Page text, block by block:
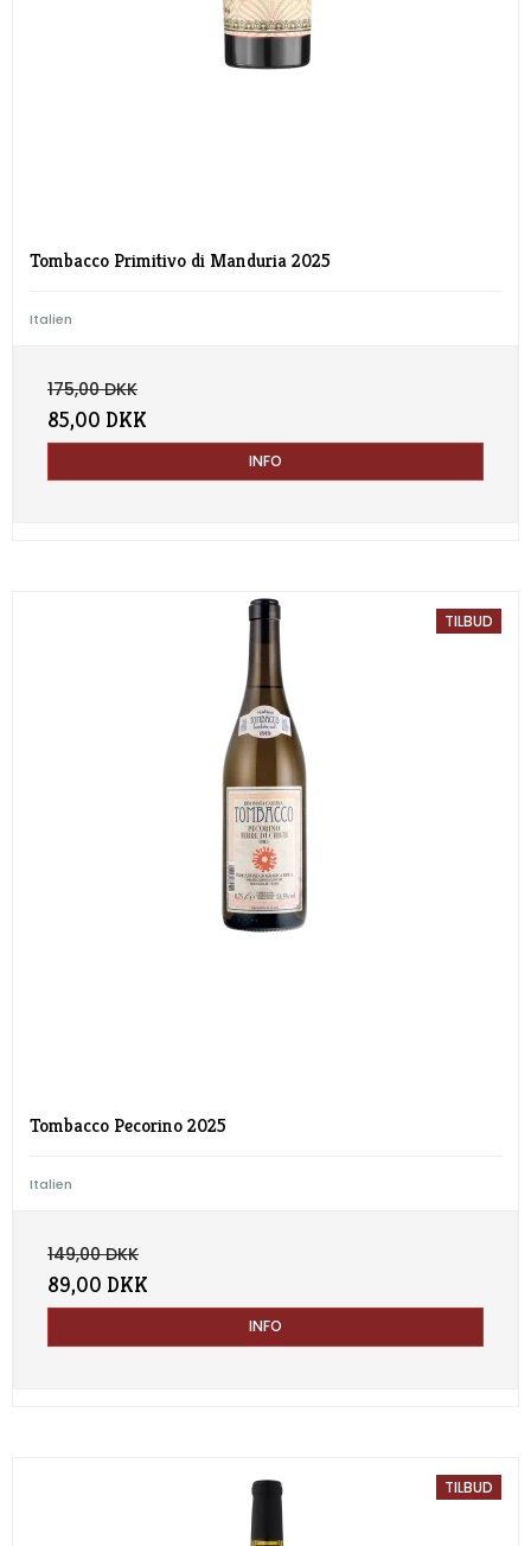
Tombacco Primitivo di Manduria 2025
Italien
175,00 DKK
85,00 DKK
INFO
TILBUD
Tombacco Pecorino 2025
Italien
149,00 DKK
89,00 DKK
INFO
TILBUD